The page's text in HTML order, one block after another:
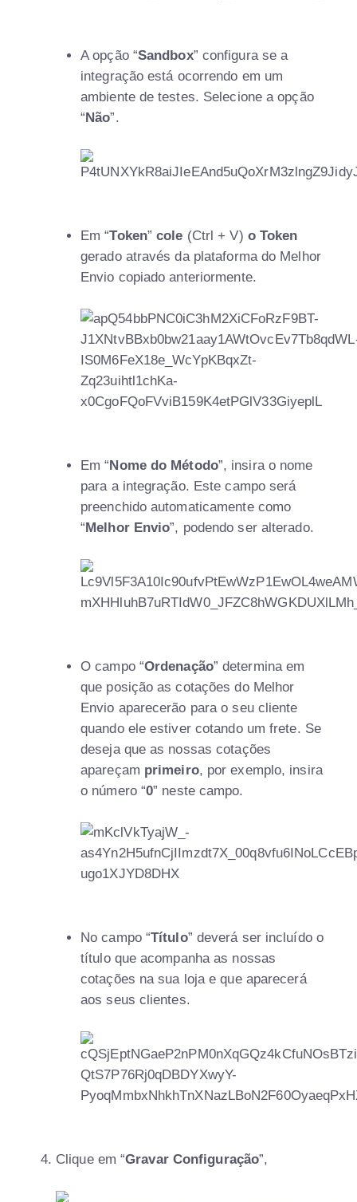
A opção “Sandbox” configura se a
integração está ocorrendo em um
ambiente de testes. Selecione a opção
“Não”.
Em “Token”cole (Ctrl + V) o Token
gerado através da plataforma do Melhor
Envio copiado anteriormente.
Em “Nome do Método”, insira o nome
para a integração. Este campo será
preenchido automaticamente como
“Melhor Envio”, podendo ser alterado.
O campo “Ordenação” determina em
que posição as cotações do Melhor
Envio aparecerão para o seu cliente
quando ele estiver cotando um frete. Se
deseja que as nossas cotações
apareçam primeiro, por exemplo, insira
o número “0” neste campo.
No campo “Título” deverá ser incluído o
título que acompanha as nossas
cotações na sua loja e que aparecerá
aos seus clientes.
Clique em “Gravar Configuração”,